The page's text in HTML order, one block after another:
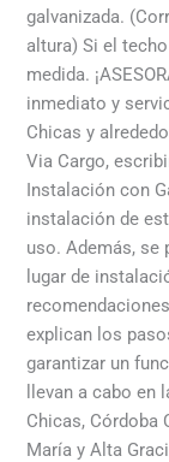
galvanizada.
altura) Si el
medida.
inmediato y
Chicas y
Via Cargo,
Instalación con
instalación de
uso. Además,
lugar de
explican los
garantizar un
llevan a cabo
Chicas, Córdoba
María y Alta